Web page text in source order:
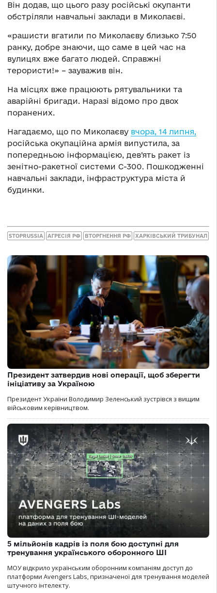
Він додав, що цього разу російські окупанти
обстріляли навчальні заклади в Миколаєві.
«рашисти вгатили по Миколаєву близько 7:50
ранку, добре знаючи, що саме в цей час на
вулицях вже багато людей. Справжні
терористи!» – зауважив він.
На місцях вже працюють рятувальники та
аварійні бригади. Наразі відомо про двох
поранених.
Нагадаємо, що по Миколаєву вчора, 14 липня,
російська окупаційна армія випустила, за
попередньою інформацією, дев’ять ракет із
зенітно-ракетної системи С-300. Пошкодженні
навчальні заклади, інфраструктура міста й
будинки.
STOPRUSSIA АГРЕСІЯ РФ ВТОРГНЕННЯ РФ ХАРКІВСЬКИЙ ТРИБУНАЛ
Президент затвердив нові операції, щоб зберегти
ініціативу за Україною
Президент України Володимир Зеленський зустрівся з вищим
військовим керівництвом.
5 мільйонів кадрів із поля бою доступні для
тренування українського оборонного ШІ
МОУ відкрило українським оборонним компаніям доступ до
платформи Avengers Labs, призначеної для тренування моделей
штучного інтелекту.